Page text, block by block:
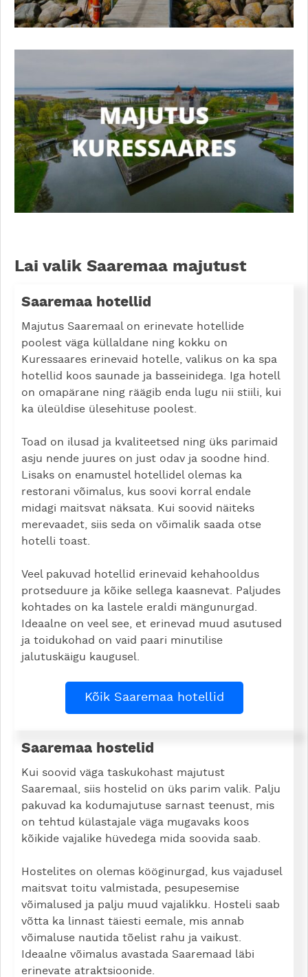
Lai valik Saaremaa majutust
Saaremaa hotellid
Majutus Saaremaal on erinevate hotellide
poolest väga küllaldane ning kokku on
Kuressaares erinevaid hotelle, valikus on ka spa
hotellid koos saunade ja basseinidega. Iga hotell
on omapärane ning räägib enda lugu nii stiili, kui
ka üleüldise ülesehituse poolest.
Toad on ilusad ja kvaliteetsed ning üks parimaid
asju nende juures on just odav ja soodne hind.
Lisaks on enamustel hotellidel olemas ka
restorani võimalus, kus soovi korral endale
midagi maitsvat näksata. Kui soovid näiteks
merevaadet, siis seda on võimalik saada otse
hotelli toast.
Veel pakuvad hotellid erinevaid kehahooldus
protseduure ja kõike sellega kaasnevat. Paljudes
kohtades on ka lastele eraldi mängunurgad.
Ideaalne on veel see, et erinevad muud asutused
ja toidukohad on vaid paari minutilise
jalutuskäigu kaugusel.
Kõik Saaremaa hotellid
Saaremaa hostelid
Kui soovid väga taskukohast majutust
Saaremaal, siis hostelid on üks parim valik. Palju
pakuvad ka kodumajutuse sarnast teenust, mis
on tehtud külastajale väga mugavaks koos
kõikide vajalike hüvedega mida soovida saab.
Hostelites on olemas kööginurgad, kus vajadusel
maitsvat toitu valmistada, pesupesemise
võimalused ja palju muud vajalikku. Hosteli saab
võtta ka linnast täiesti eemale, mis annab
võimaluse nautida tõelist rahu ja vaikust.
Ideaalne võimalus avastada Saaremaad läbi
erinevate atraktsioonide.